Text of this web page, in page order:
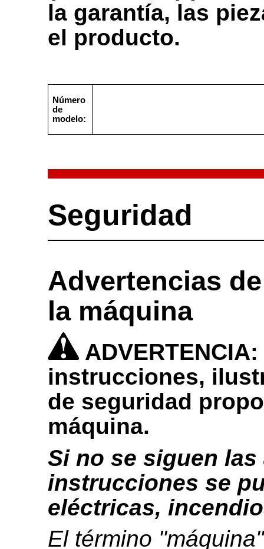
la garantía, las
el producto.
Número
de
modelo:
Seguridad
Advertencias
la máquina
instrucciones,
de seguridad
máquina.
Si no se siguen
instrucciones se
eléctricas,
El término